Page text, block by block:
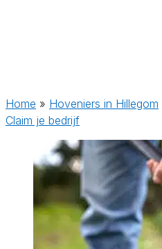
Home » Hoveniers in Hillegom
Claim je bedrijf